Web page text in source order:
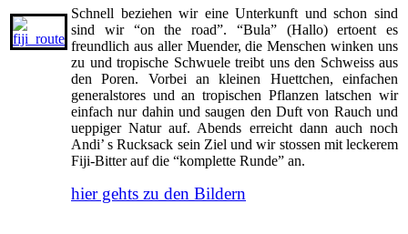
Schnell beziehen wir eine Unterkunft und schon sind
sind wir “on the road”. “Bula” (Hallo) ertoent es
freundlich aus aller Muender, die Menschen winken uns
zu und tropische Schwuele treibt uns den Schweiss aus
den Poren. Vorbei an kleinen Huettchen, einfachen
generalstores und an tropischen Pflanzen latschen wir
einfach nur dahin und saugen den Duft von Rauch und
ueppiger Natur auf. Abends erreicht dann auch noch
Andi’ s Rucksack sein Ziel und wir stossen mit leckerem
Fiji-Bitter auf die “komplette Runde” an.
hier gehts zu den Bildern